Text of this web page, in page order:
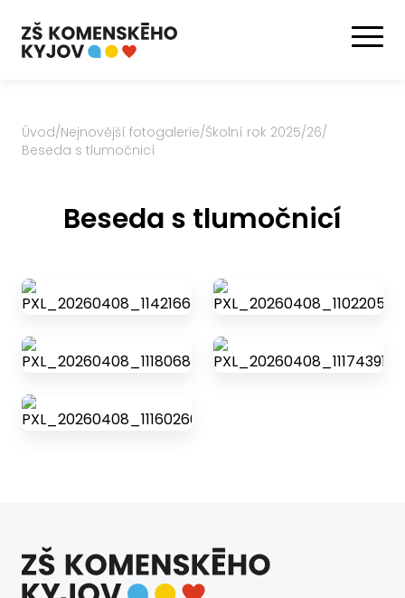
Úvod/Nejnovější fotogalerie/Školní rok 2025/26/
Beseda s tlumočnicí
Beseda s tlumočnicí